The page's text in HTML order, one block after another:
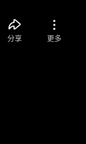
分享 更多